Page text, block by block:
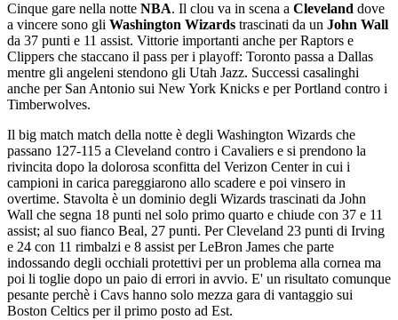
Cinque gare nella notte NBA. Il clou va in scena a Cleveland dove
a vincere sono gli Washington Wizards trascinati da un John Wall
da 37 punti e 11 assist. Vittorie importanti anche per Raptors e
Clippers che staccano il pass per i playoff: Toronto passa a Dallas
mentre gli angeleni stendono gli Utah Jazz. Successi casalinghi
anche per San Antonio sui New York Knicks e per Portland contro i
Timberwolves.
Il big match match della notte è degli Washington Wizards che
passano 127-115 a Cleveland contro i Cavaliers e si prendono la
rivincita dopo la dolorosa sconfitta del Verizon Center in cui i
campioni in carica pareggiarono allo scadere e poi vinsero in
overtime. Stavolta è un dominio degli Wizards trascinati da John
Wall che segna 18 punti nel solo primo quarto e chiude con 37 e 11
assist; al suo fianco Beal, 27 punti. Per Cleveland 23 punti di Irving
e 24 con 11 rimbalzi e 8 assist per LeBron James che parte
indossando degli occhiali protettivi per un problema alla cornea ma
poi li toglie dopo un paio di errori in avvio. E' un risultato comunque
pesante perchè i Cavs hanno solo mezza gara di vantaggio sui
Boston Celtics per il primo posto ad Est.